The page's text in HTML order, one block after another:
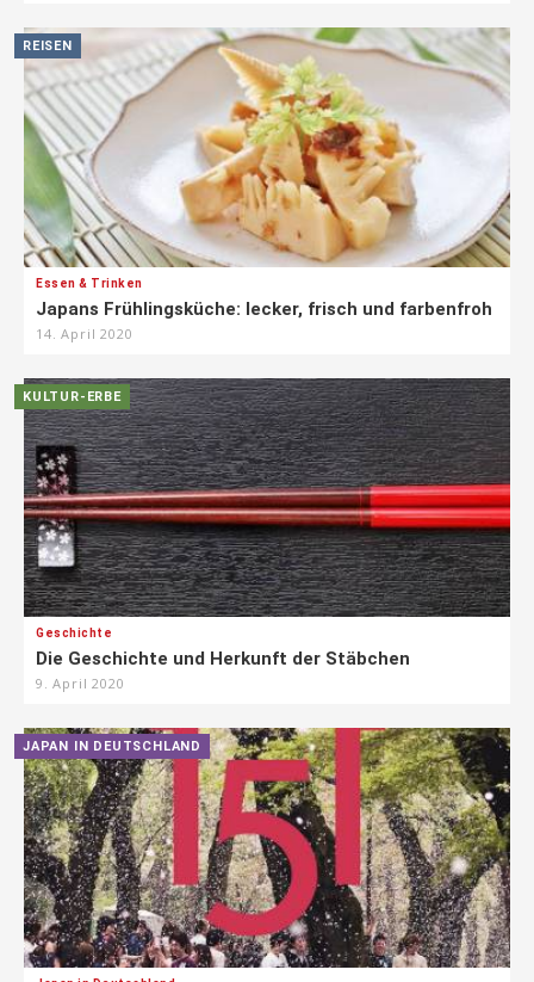
REISEN
Essen & Trinken
Japans Frühlingsküche: lecker, frisch und farbenfroh
14. April 2020
KULTUR-ERBE
Geschichte
Die Geschichte und Herkunft der Stäbchen
9. April 2020
JAPAN IN DEUTSCHLAND